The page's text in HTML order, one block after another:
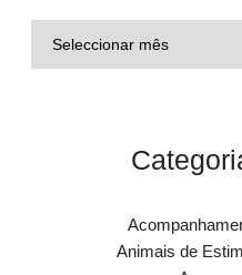
Animais de